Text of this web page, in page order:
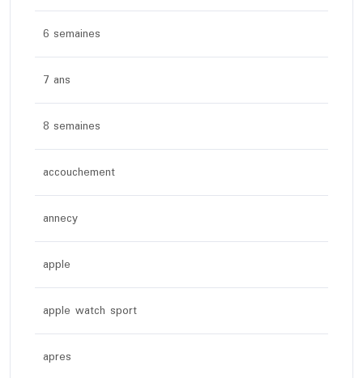
6 semaines
7 ans
8 semaines
accouchement
annecy
apple
apple watch sport
apres